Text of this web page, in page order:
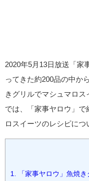
2020年5月13日放送「家
ってきた約200品の中か
きグリルでマシュマロ
では、「家事ヤロウ」
ロスイーツのレシピにつ
1. 「家事ヤロウ」魚焼